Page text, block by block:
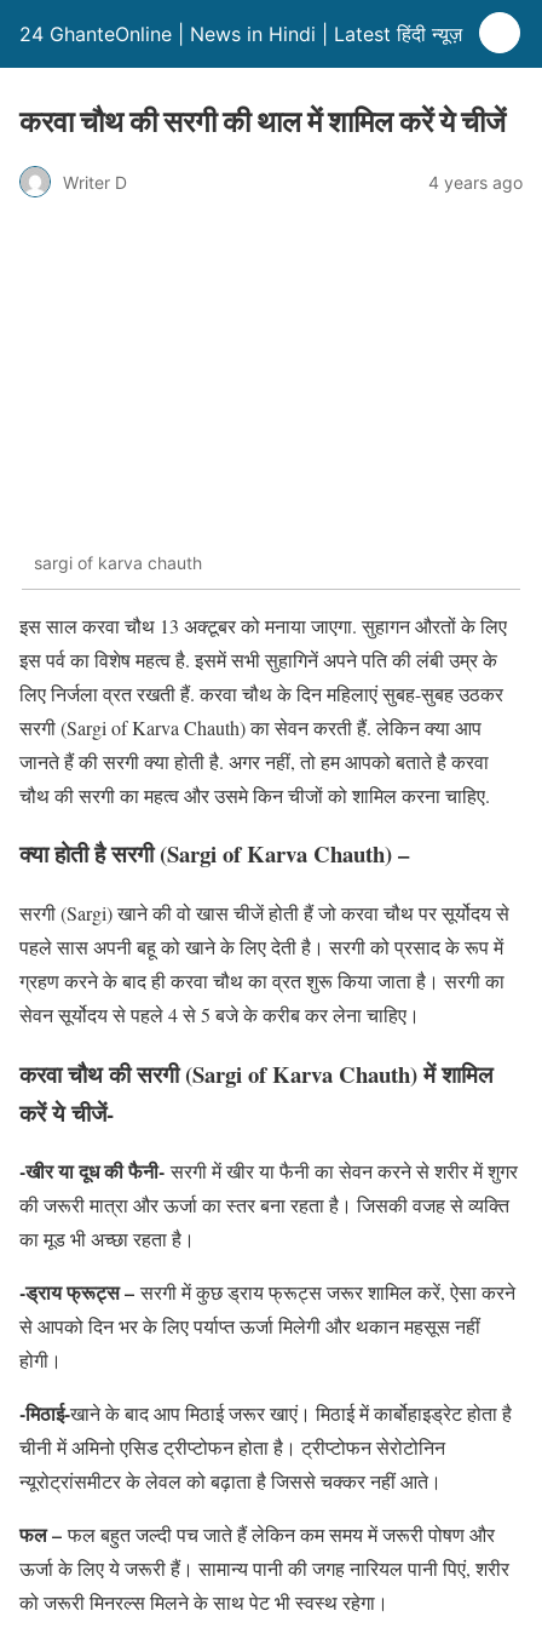
24 GhanteOnline | News in Hindi | Latest हिंदी न्यूज़
करवा चौथ की सरगी की थाल में शामिल करें ये चीजें
Writer D 4 years ago
sargi of karva chauth
इस साल करवा चौथ 13 अक्टूबर को मनाया जाएगा. सुहागन औरतों के लिए
इस पर्व का विशेष महत्व है. इसमें सभी सुहागिनें अपने पति की लंबी उम्र के
लिए निर्जला व्रत रखती हैं. करवा चौथ के दिन महिलाएं सुबह-सुबह उठकर
सरगी (Sargi of Karva Chauth) का सेवन करती हैं. लेकिन क्या आप
जानते हैं की सरगी क्या होती है. अगर नहीं, तो हम आपको बताते है करवा
चौथ की सरगी का महत्व और उसमे किन चीजों को शामिल करना चाहिए.
क्या होती है सरगी (Sargi of Karva Chauth) –
सरगी (Sargi) खाने की वो खास चीजें होती हैं जो करवा चौथ पर सूर्योदय से
पहले सास अपनी बहू को खाने के लिए देती है। सरगी को प्रसाद के रूप में
ग्रहण करने के बाद ही करवा चौथ का व्रत शुरू किया जाता है। सरगी का
सेवन सूर्योदय से पहले 4 से 5 बजे के करीब कर लेना चाहिए।
करवा चौथ की सरगी (Sargi of Karva Chauth) में शामिल
करें ये चीजें-
-खीर या दूध की फैनी-सरगी में खीर या फैनी का सेवन करने से शरीर में शुगर
की जरूरी मात्रा और ऊर्जा का स्तर बना रहता है। जिसकी वजह से व्यक्ति
का मूड भी अच्छा रहता है।
-ड्राय फ्रूट्स –सरगी में कुछ ड्राय फ्रूट्स जरूर शामिल करें, ऐसा करने
से आपको दिन भर के लिए पर्याप्त ऊर्जा मिलेगी और थकान महसूस नहीं
होगी।
-मिठाई-खाने के बाद आप मिठाई जरूर खाएं। मिठाई में कार्बोहाइड्रेट होता है
चीनी में अमिनो एसिड ट्रीप्टोफन होता है। ट्रीप्टोफन सेरोटोनिन
न्‍यूरोट्रांसमीटर के लेवल को बढ़ाता है जिससे चक्कर नहीं आते।
फल –फल बहुत जल्दी पच जाते हैं लेकिन कम समय में जरूरी पोषण और
ऊर्जा के लिए ये जरूरी हैं। सामान्य पानी की जगह नारियल पानी पिएं, शरीर
को जरूरी मिनरल्स मिलने के साथ पेट भी स्वस्थ रहेगा।